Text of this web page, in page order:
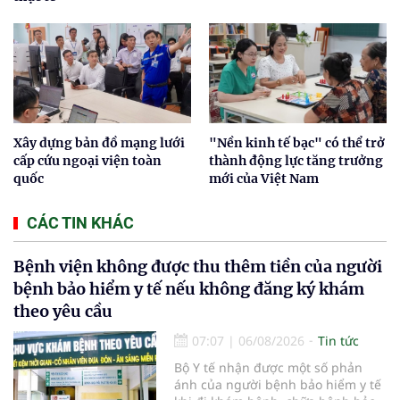
Xây dựng bản đồ mạng lưới
cấp cứu ngoại viện toàn
quốc
"Nền kinh tế bạc" có thể trở
thành động lực tăng trưởng
mới của Việt Nam
CÁC TIN KHÁC
Bệnh viện không được thu thêm tiền của người
bệnh bảo hiểm y tế nếu không đăng ký khám
theo yêu cầu
07:07 | 06/08/2026
Tin tức
Bộ Y tế nhận được một số phản
ánh của người bệnh bảo hiểm y tế